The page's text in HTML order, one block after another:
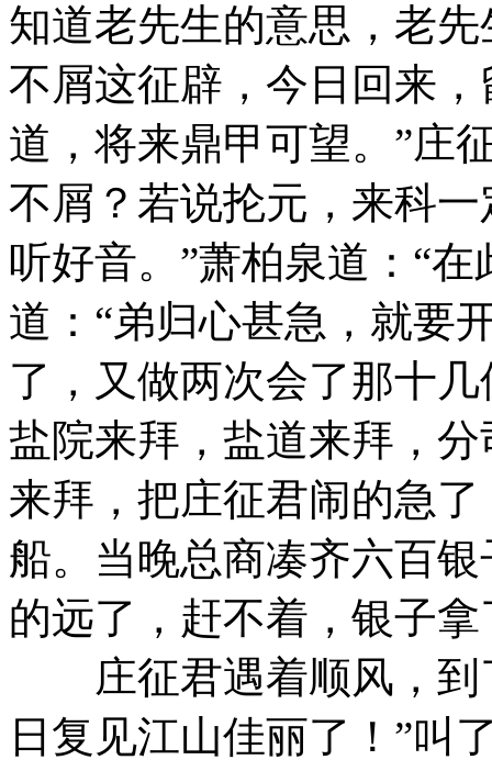
知道老先生的意思，老
不屑这征辟，今日回来
道，将来鼎甲可望。”庄
不屑？若说抡元，来科
听好音。”萧柏泉道：“
道：“弟归心甚急，就要
了，又做两次会了那十
盐院来拜，盐道来拜，
来拜，把庄征君闹的急
船。当晚总商凑齐六百
的远了，赶不着，银子
庄征君遇着顺风，到
日复见江山佳丽了！”叫